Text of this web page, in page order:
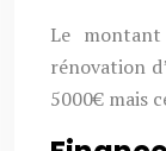
Le
rénovation
5000€ mais